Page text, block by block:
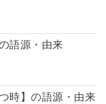
語源・由来
時】の語源・由来